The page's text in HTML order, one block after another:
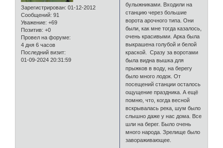
Зарегистрирован: 01-12-2012
Сообщений: 91
Уважение: +69
Позитив: +0
Провел на форуме:
4 дня 6 часов
Последний визит:
01-09-2024 20:31:59
булыжниками. Входили на
станцию через большие
ворота арочного типа. Они
были, как мне тогда казалось,
очень красивыми. Арка была
выкрашена голубой и белой
краской. Сразу за воротами
была видна вышка для
прыжков в воду, на берегу
было много лодок. От
посещений станции осталось
ощущение праздника. А ещё
помню, что, когда весной
вскрывалась река, шум было
слышно даже у нас дома. Все
шли на берег. Было очень
много народа. Зрелище было
завораживающее.